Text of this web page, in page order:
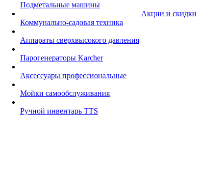
Подметальные машины
Коммунально-садовая техника
Аппараты сверхвысокого давления
Парогенераторы Karcher
Аксессуары профессиональные
Мойки самообслуживания
Ручной инвентарь TTS
Акции и скидки